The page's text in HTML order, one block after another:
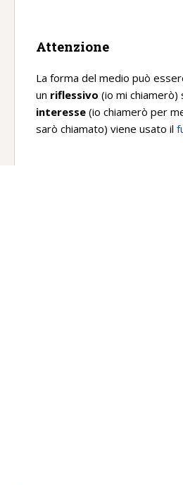
Attenzione
La forma del medio può
un riflessivo (io mi chiamerò)
interesse (io chiamerò per
sarò chiamato) viene usato il